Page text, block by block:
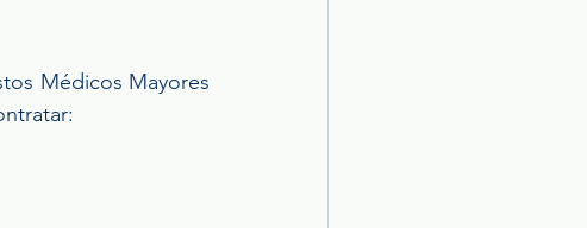
Médicos Mayores